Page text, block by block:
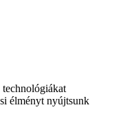
technológiákat
élményt nyújtsunk